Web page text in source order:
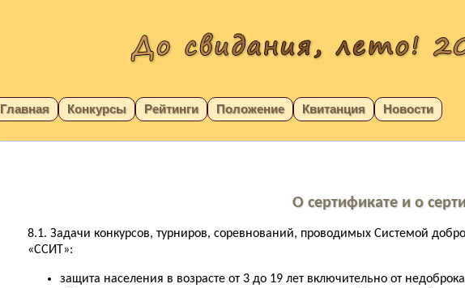
Главная Конкурсы Рейтинги Положение Квитанция Новости
О сертификате и о
8.1. Задачи конкурсов, турниров, соревнований, проводимых Системой
«ССИТ»:
защита населения в возрасте от 3 до 19 лет включительно от